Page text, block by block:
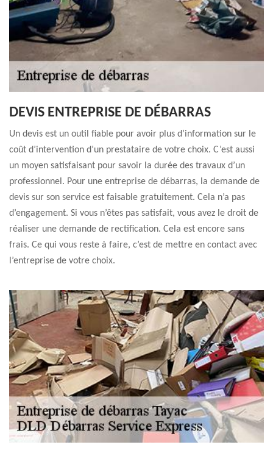
DEVIS ENTREPRISE DE DÉBARRAS
Un devis est un outil fiable pour avoir plus d’information sur le
coût d’intervention d’un prestataire de votre choix. C’est aussi
un moyen satisfaisant pour savoir la durée des travaux d’un
professionnel. Pour une entreprise de débarras, la demande de
devis sur son service est faisable gratuitement. Cela n’a pas
d’engagement. Si vous n’êtes pas satisfait, vous avez le droit de
réaliser une demande de rectification. Cela est encore sans
frais. Ce qui vous reste à faire, c’est de mettre en contact avec
l’entreprise de votre choix.